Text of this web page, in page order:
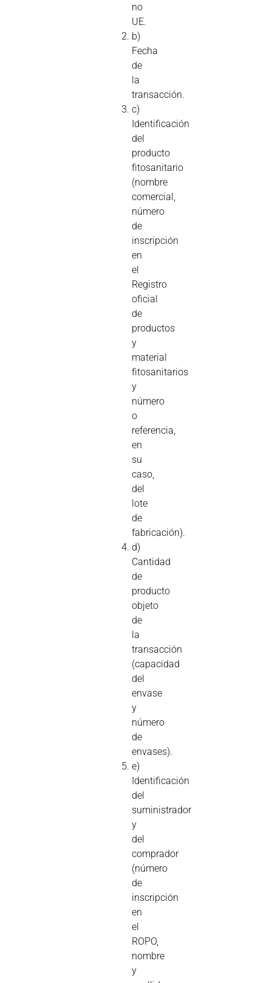
no
UE.
b)
Fecha
de
la
transacción.
c)
Identificación
del
producto
fitosanitario
(nombre
comercial,
número
de
inscripción
en
el
Registro
oficial
de
productos
y
material
fitosanitarios
y
número
o
referencia,
en
su
caso,
del
lote
de
fabricación).
d)
Cantidad
de
producto
objeto
de
la
transacción
(capacidad
del
envase
y
número
de
envases).
e)
Identificación
del
suministrador
y
del
comprador
(número
de
inscripción
en
el
ROPO,
nombre
y